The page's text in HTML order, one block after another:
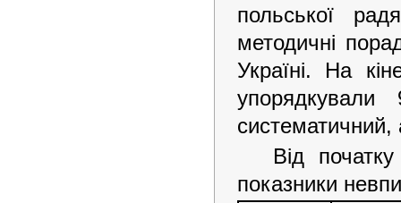
польської
методичні
Україні. На
упорядкували
систематичний,
Від початку
показники